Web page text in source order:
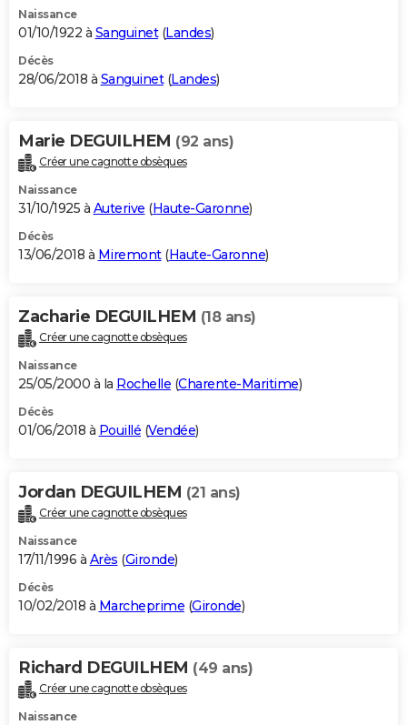
Naissance
01/10/1922 à Sanguinet(Landes)
Décès
28/06/2018 à Sanguinet(Landes)
Marie DEGUILHEM (92 ans)
Créer une cagnotte obsèques
Naissance
31/10/1925 à Auterive (Haute-Garonne)
Décès
13/06/2018 à Miremont(Haute-Garonne)
Zacharie DEGUILHEM (18 ans)
Créer une cagnotte obsèques
Naissance
25/05/2000 à la Rochelle (Charente-Maritime)
Décès
01/06/2018 à Pouillé (Vendée)
Jordan DEGUILHEM (21 ans)
Créer une cagnotte obsèques
Naissance
17/11/1996 à Arès (Gironde)
Décès
10/02/2018 à Marcheprime (Gironde)
Richard DEGUILHEM (49 ans)
Créer une cagnotte obsèques
Naissance